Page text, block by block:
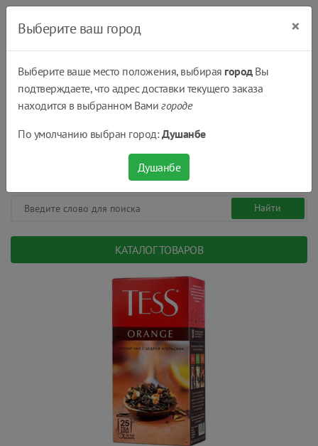
КАТАЛОГ ТОВАРОВ
Выберите ваш город ×
Выберите ваше место положения, выбирая городВы
подтверждаете, что адрес доставки текущего заказа
находится в выбранном Вамигороде
По умолчанию выбран город:Душанбе
Душанбе